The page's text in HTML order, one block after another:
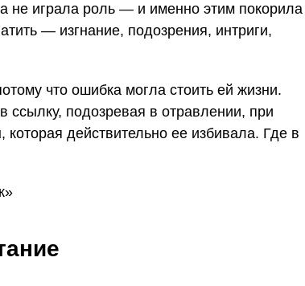
не играла роль — и именно этим покорила
— изгнание, подозрения, интриги,
что ошибка могла стоить ей жизни.
подозревая в отравлении, при
действительно ее избивала. Где в